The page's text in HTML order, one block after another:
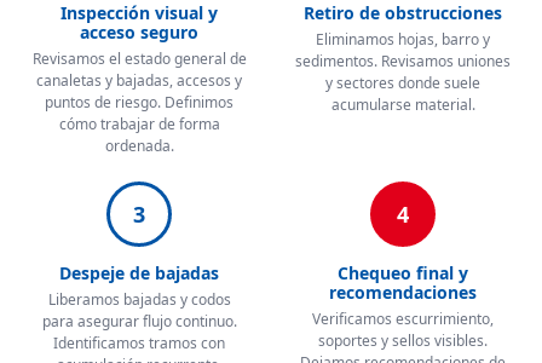
Inspección visual y
acceso seguro
Revisamos el estado general de
canaletas y bajadas, accesos y
puntos de riesgo. Definimos
cómo trabajar de forma
ordenada.
Retiro de obstrucciones
Eliminamos hojas, barro y
sedimentos. Revisamos uniones
y sectores donde suele
acumularse material.
3
Despeje de bajadas
Liberamos bajadas y codos
para asegurar flujo continuo.
Identificamos tramos con
4
Chequeo final y
recomendaciones
Verificamos escurrimiento,
soportes y sellos visibles.